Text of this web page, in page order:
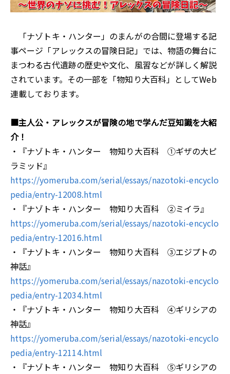
「ナゾトキ・ハンター」のまんがの合間に登場する記
事ページ「アレックスの冒険日記」では、物語の舞台に
まつわる古代遺跡の歴史や文化、風習などが詳しく解説
されています。その一部を「物知り大百科」としてWeb
連載しております。
■主人公・アレックスが冒険の地で学んだ豆知識を大紹
介！
・『ナゾトキ・ハンター 物知り大百科 ①ギザの大ピ
ラミッド』
https://yomeruba.com/serial/essays/nazotoki-encyclo
pedia/entry-12008.html
・『ナゾトキ・ハンター 物知り大百科 ②ミイラ』
https://yomeruba.com/serial/essays/nazotoki-encyclo
pedia/entry-12016.html
・『ナゾトキ・ハンター 物知り大百科 ③エジプトの
神話』
https://yomeruba.com/serial/essays/nazotoki-encyclo
pedia/entry-12034.html
・『ナゾトキ・ハンター 物知り大百科 ④ギリシアの
神話』
https://yomeruba.com/serial/essays/nazotoki-encyclo
pedia/entry-12114.html
・『ナゾトキ・ハンター 物知り大百科 ⑤ギリシアの